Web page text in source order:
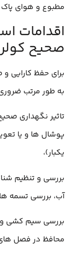
مطبوع و هوای پاک
اقدامات
صحیح
برای حفظ کارایی
به طور مرتب
تاثیر نگهداری
پوشال ها و یا
یکبار)،
بررسی و تنظیم
آب، بررسی تسمه
بررسی سیم کشی و
محافظ در فصل